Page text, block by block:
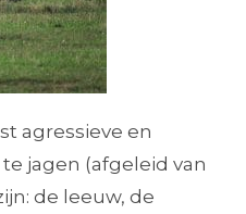
agressieve en
jagen (afgeleid van
de leeuw, de